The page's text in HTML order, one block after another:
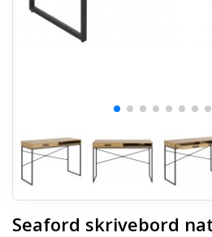
SPAR PENGE PÅ UDVALGTE VARER
Seaford skrivebord